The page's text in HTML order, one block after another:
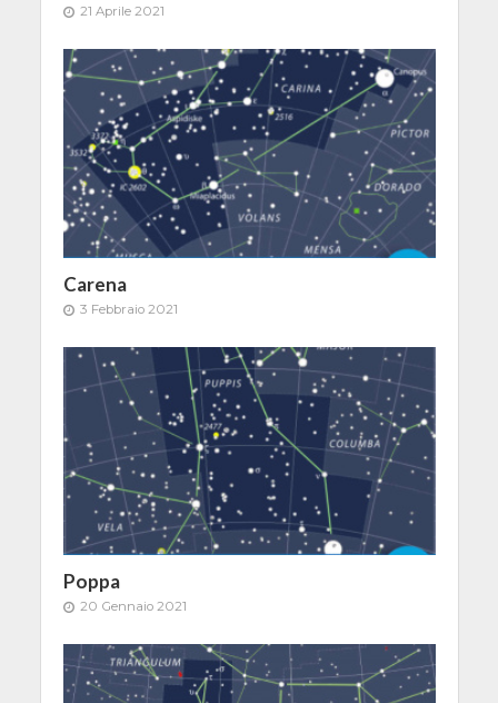
21 Aprile 2021
Carena
3 Febbraio 2021
Poppa
20 Gennaio 2021